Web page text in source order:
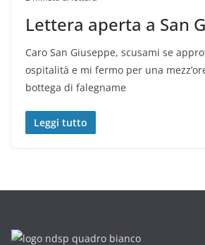
Lettera aperta a San
Caro San Giuseppe, scusami se
ospitalità e mi fermo per una
bottega di falegname
Leggi tutto